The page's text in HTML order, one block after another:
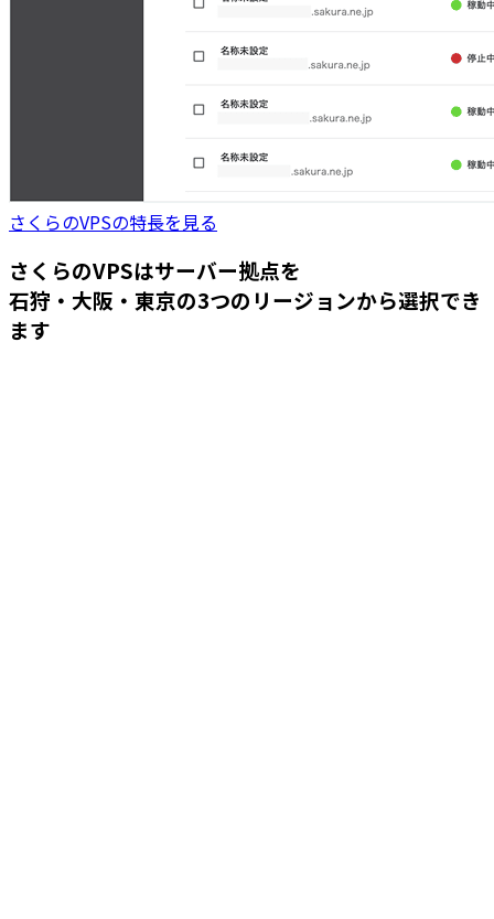
さくらのVPSの特長を見る
さくらのVPSはサーバー拠点を
石狩・大阪・東京の3つのリージョンから選択でき
ます